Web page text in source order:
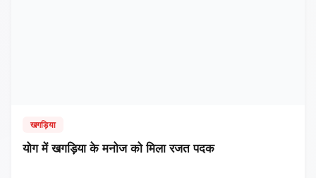
खगड़िया
​योग में खगड़िया के मनोज को मिला रजत पदक